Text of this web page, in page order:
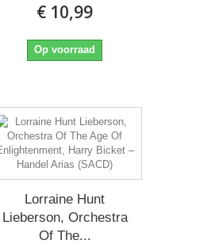
€ 10,99
Op voorraad
Lorraine Hunt
Lieberson, Orchestra
Of The...